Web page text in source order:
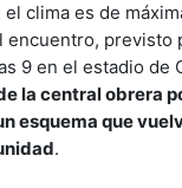
el clima es de
encuentro, previsto
9 en el estadio de
la central obrera
esquema que
.